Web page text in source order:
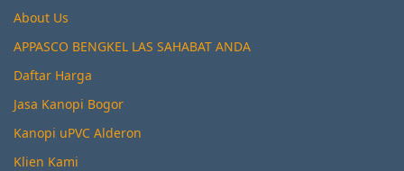
About Us
APPASCO BENGKEL LAS SAHABAT ANDA
Daftar Harga
Jasa Kanopi Bogor
Kanopi uPVC Alderon
Klien Kami